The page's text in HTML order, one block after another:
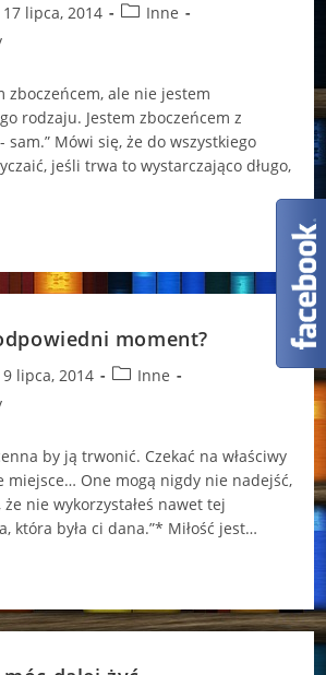
17 lipca, 2014
PostInne
zboczeńcem, ale nie jestem
rodzaju. Jestem zboczeńcem z
Mówi się, że do wszystkiego
jeśli trwa to wystarczająco długo,
moment?
9 lipca, 2014
PostInne
by ją trwonić. Czekać na właściwy
miejsce… One mogą nigdy nie nadejść,
nie wykorzystałeś nawet tej
która była ci dana.”* Miłość jest…